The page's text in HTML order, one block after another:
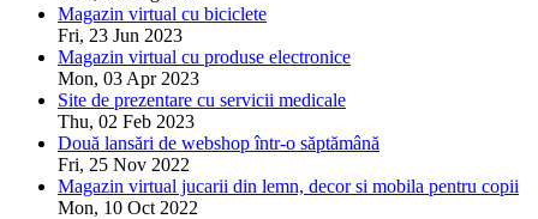
Magazin virtual cu biciclete
Fri, 23 Jun 2023
Magazin virtual cu produse electronice
Mon, 03 Apr 2023
Site de prezentare cu servicii medicale
Thu, 02 Feb 2023
Două lansări de webshop într-o săptămână
Fri, 25 Nov 2022
Magazin virtual jucarii din lemn, decor si mobila pentru copii
Mon, 10 Oct 2022